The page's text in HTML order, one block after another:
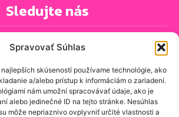
Spravovať Súhlas
skúseností používame technológie, ako
a/alebo prístup k informáciám o zariadení.
nám umožní spracovávať údaje, ako je
alebo jedinečné ID na tejto stránke. Nesúhlas
môže nepriaznivo ovplyvniť určité vlastnosti a
Sledujte nás
SA K ODBERU NOVINIEK